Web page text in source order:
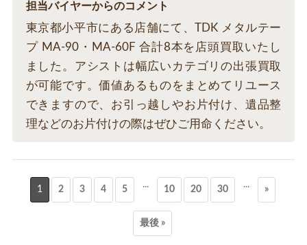
担当バイヤーからのコメント
東京都小平市にある店舗にて、TDK メタルテー
プ MA-90・MA-60F 合計8本を店頭買取いたし
ました。アシストは幅広いカテゴリの出張買取
が可能です。価値あるものをまとめてリユース
できますので、お引っ越しやお片付け、遺品整
理などのお片付けの際はぜひご用命ください。
1 2 3 4 5 ... 10 20 30 ... »
最後 »